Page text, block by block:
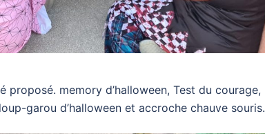
memory d’halloween, Test du courage,
garou d’halloween et accroche chauve souris.